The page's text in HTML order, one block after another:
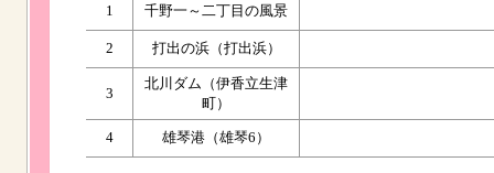
1 千野一～二丁目の風景
2 打出の浜（打出浜）
3
北川ダム（伊香立生津
町）
4 雄琴港（雄琴6）